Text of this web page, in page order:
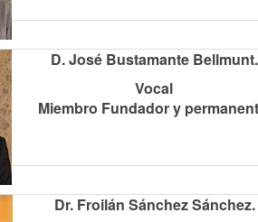
D. José Bustamante Bellmunt.
Vocal
Miembro Fundador y
Dr. Froilán Sánchez Sánchez.